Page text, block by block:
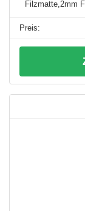
Filzmatte,2mm